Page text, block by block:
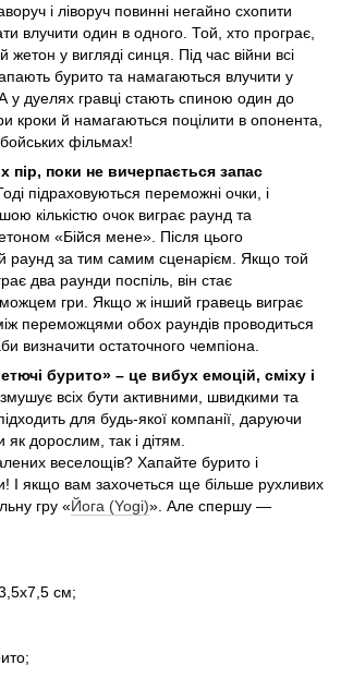
і ліворуч повинні негайно схопити
влучити один в одного. Той, хто програє,
у вигляді синця. Під час війни всі
бурито та намагаються влучити у
у дуелях гравці стають спиною один до
кроки й намагаються поцілити в опонента,
фільмах!
пір, поки не вичерпається запас
підраховуються переможні очки, і
кількістю очок виграє раунд та
«Бійся мене». Після цього
раунд за тим самим сценарієм. Якщо той
два раунди поспіль, він стає
гри. Якщо ж інший гравець виграє
переможцями обох раундів проводиться
визначити остаточного чемпіона.
бурито» – це вибух емоцій, сміху і
всіх бути активними, швидкими та
для будь-якої компанії, даруючи
як дорослим, так і дітям.
веселощів? Хапайте бурито і
І якщо вам захочеться ще більше рухливих
гру «Йога (Yogi)». Але спершу —
см;